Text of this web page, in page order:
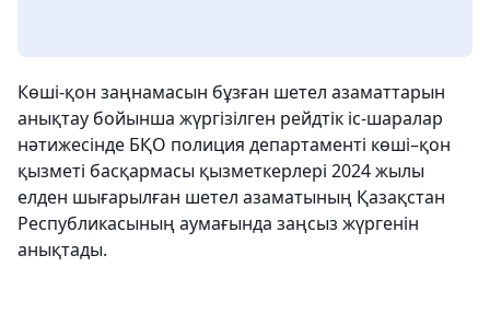
Көші-қон заңнамасын бұзған шетел азаматтарын
анықтау бойынша жүргізілген рейдтік іс-шаралар
нәтижесінде БҚО полиция департаменті көші–қон
қызметі басқармасы қызметкерлері 2024 жылы
елден шығарылған шетел азаматының Қазақстан
Республикасының аумағында заңсыз жүргенін
анықтады.